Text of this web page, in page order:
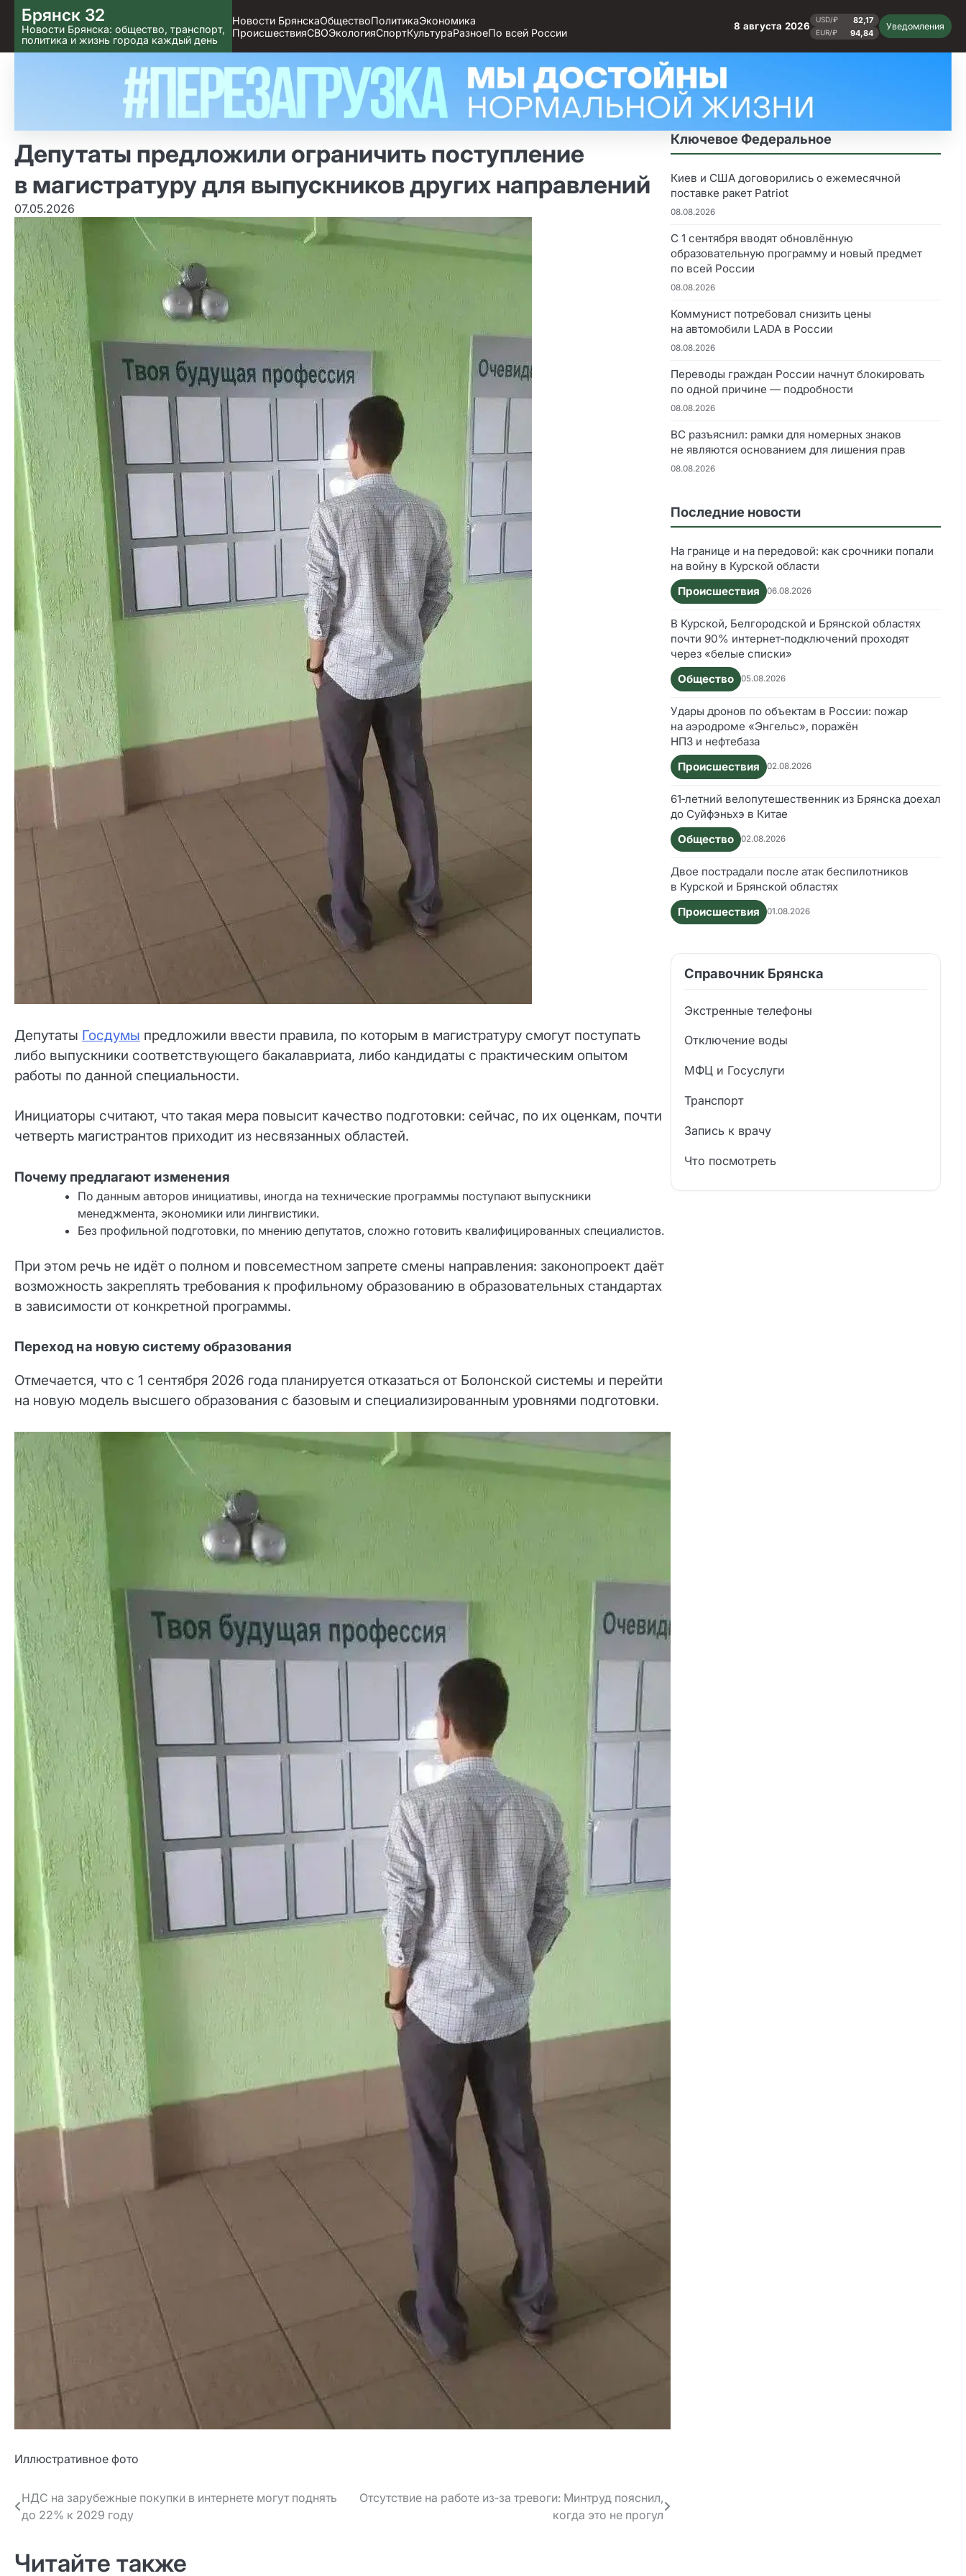
Skip
to content
Брянск 32
Новости Брянска: общество, транспорт,
политика и жизнь города каждый день
Новости БрянскаОбществоПолитикаЭкономика
ПроисшествияСВОЭкологияСпортКультураРазноеПо всей России
8 августа 2026
USD/₽ 82,17
EUR/₽ 94,84
Уведомления
Депутаты предложили ограничить поступление
в магистратуру для выпускников других направлений
07.05.2026
Депутаты Госдумы предложили ввести правила, по которым в магистратуру смогут поступать
либо выпускники соответствующего бакалавриата, либо кандидаты с практическим опытом
работы по данной специальности.
Инициаторы считают, что такая мера повысит качество подготовки: сейчас, по их оценкам, почти
четверть магистрантов приходит из несвязанных областей.
Почему предлагают изменения
По данным авторов инициативы, иногда на технические программы поступают выпускники
менеджмента, экономики или лингвистики.
Без профильной подготовки, по мнению депутатов, сложно готовить квалифицированных специалистов.
При этом речь не идёт о полном и повсеместном запрете смены направления: законопроект даёт
возможность закреплять требования к профильному образованию в образовательных стандартах
в зависимости от конкретной программы.
Переход на новую систему образования
Отмечается, что с 1 сентября 2026 года планируется отказаться от Болонской системы и перейти
на новую модель высшего образования с базовым и специализированным уровнями подготовки.
Иллюстративное фото
Навигация
по записям
НДС на зарубежные покупки в интернете могут поднять
до 22% к 2029 году
Отсутствие на работе из‑за тревоги: Минтруд пояснил,
когда это не прогул
Читайте также
Ключевое Федеральное
Киев и США договорились о ежемесячной
поставке ракет Patriot
08.08.2026
С 1 сентября вводят обновлённую
образовательную программу и новый предмет
по всей России
08.08.2026
Коммунист потребовал снизить цены
на автомобили LADA в России
08.08.2026
Переводы граждан России начнут блокировать
по одной причине — подробности
08.08.2026
ВС разъяснил: рамки для номерных знаков
не являются основанием для лишения прав
08.08.2026
Последние новости
На границе и на передовой: как срочники попали
на войну в Курской области
Происшествия
06.08.2026
В Курской, Белгородской и Брянской областях
почти 90% интернет‑подключений проходят
через «белые списки»
Общество
05.08.2026
Удары дронов по объектам в России: пожар
на аэродроме «Энгельс», поражён
НПЗ и нефтебаза
Происшествия
02.08.2026
61‑летний велопутешественник из Брянска доехал
до Суйфэньхэ в Китае
Общество
02.08.2026
Двое пострадали после атак беспилотников
в Курской и Брянской областях
Происшествия
01.08.2026
Справочник Брянска
Экстренные телефоны
Отключение воды
МФЦ и Госуслуги
Транспорт
Запись к врачу
Что посмотреть